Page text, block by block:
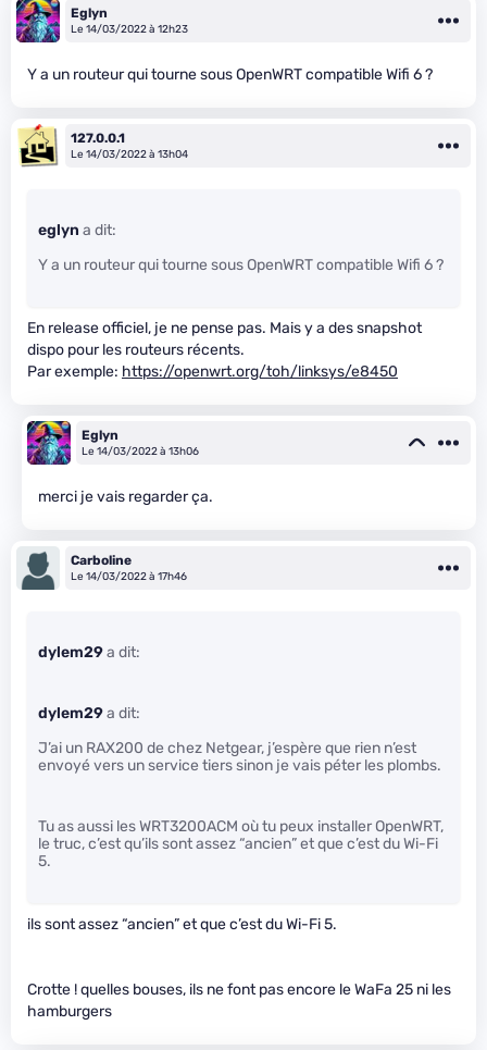
Eglyn
Le 14/03/2022 à 12h23
Y a un routeur qui tourne sous OpenWRT compatible Wifi 6 ?
127.0.0.1
Le 14/03/2022 à 13h04
eglyn a dit:
Y a un routeur qui tourne sous OpenWRT compatible Wifi 6 ?
En release officiel, je ne pense pas. Mais y a des snapshot
dispo pour les routeurs récents.
Par exemple: https://openwrt.org/toh/linksys/e8450
Eglyn
Le 14/03/2022 à 13h06
merci je vais regarder ça.
Carboline
Le 14/03/2022 à 17h46
dylem29a dit:
dylem29a dit:
J’ai un RAX200 de chez Netgear, j’espère que rien n’est
envoyé vers un service tiers sinon je vais péter les plombs.
Tu as aussi les WRT3200ACM où tu peux installer OpenWRT,
le truc, c’est qu’ils sont assez “ancien” et que c’est du Wi-Fi
5.
ils sont assez “ancien” et que c’est du Wi-Fi 5.
Crotte ! quelles bouses, ils ne font pas encore le WaFa 25 ni les
hamburgers